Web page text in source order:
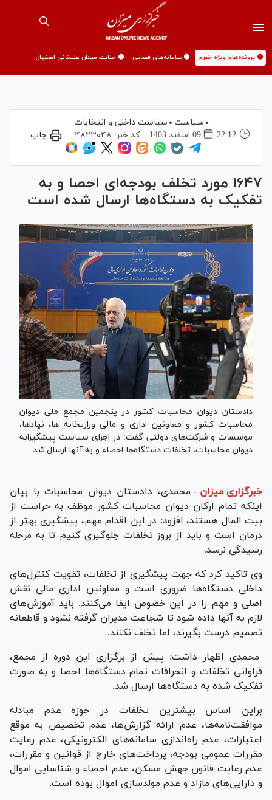
🟡 پرونده‌های ویژه خبری 🟡 سامانه‌های قضایی 🟡 جنایت میدان علیخانی اصفهان
سیاست
سیاست داخلی و انتخابات
22:12
09 اسفند 1403 کد خبر: ۴۸۲۳۰۴۸ چاپ
۱۶۴۷ مورد تخلف بودجه‌ای احصا و به
تفکیک به دستگاه‌ها ارسال شده است
دادستان دیوان محاسبات کشور در پنجمین مجمع ملی دیوان
محاسبات کشور و معاونین اداری و مالی وزارتخانه ها، نهادها،
موسسات و شرکت‌های دولتی گفت: در اجرای سیاست پیشگیرانه
دیوان محاسبات، تخلفات دستگاه‌ها احصاء و به آنها ارسال شد.
خبرگزاری میزان - محمدی، دادستان دیوان محاسبات با بیان
اینکه تمام ارکان دیوان محاسبات کشور موظف به حراست از
بیت المال هستند، افزود: در این اقدام مهم، پیشگیری بهتر از
درمان است و باید از بروز تخلفات جلوگیری کنیم تا به مرحله
رسیدگی نرسد.
وی تاکید کرد که جهت پیشگیری از تخلفات، تقویت کنترل‌های
داخلی دستگاه‌ها ضروری است و معاونین اداری مالی نقش
اصلی و مهم را در این خصوص ایفا می‌کنند. باید آموزش‌های
لازم به آنها داده شود تا شجاعت مدیران گرفته نشود و قاطعانه
تصمیم درست بگیرند، اما تخلف نکنند.
محمدی اظهار داشت: پیش از برگزاری این دوره از مجمع،
فراوانی تخلفات و انحرافات تمام دستگاه‌ها احصا و به صورت
تفکیک شده به دستگاه‌ها ارسال شد.
براین اساس بیشترین تخلفات در حوزه عدم مبادله
موافقت‌نامه‌ها، عدم ارائه گزارش‌ها، عدم تخصیص به موقع
اعتبارات، عدم راه‌اندازی سامانه‌های الکترونیکی، عدم رعایت
مقررات عمومی بودجه، پرداخت‌های خارج از قوانین و مقررات،
عدم رعایت قانون جهش مسکن، عدم احصاء و شناسایی اموال
و دارایی‌های مازاد و عدم مولدسازی اموال بوده است.